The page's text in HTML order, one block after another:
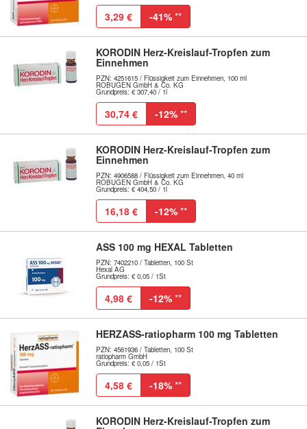
3,29 € -41% **
KORODIN Herz-Kreislauf-Tropfen zum
Einnehmen
PZN: 4251615 / Flüssigkeit zum Einnehmen, 100 ml
ROBUGEN GmbH & Co. KG
Grundpreis: € 307,40 / 1l
30,74 € -12% **
KORODIN Herz-Kreislauf-Tropfen zum
Einnehmen
PZN: 4906588 / Flüssigkeit zum Einnehmen, 40 ml
ROBUGEN GmbH & Co. KG
Grundpreis: € 404,50 / 1l
16,18 € -12% **
ASS 100 mg HEXAL Tabletten
PZN: 7402210 / Tabletten, 100 St
Hexal AG
Grundpreis: € 0,05 / 1St
4,98 € -12% **
HERZASS-ratiopharm 100 mg Tabletten
PZN: 4561936 / Tabletten, 100 St
ratiopharm GmbH
Grundpreis: € 0,05 / 1St
4,58 € -18% **
KORODIN Herz-Kreislauf-Tropfen zum